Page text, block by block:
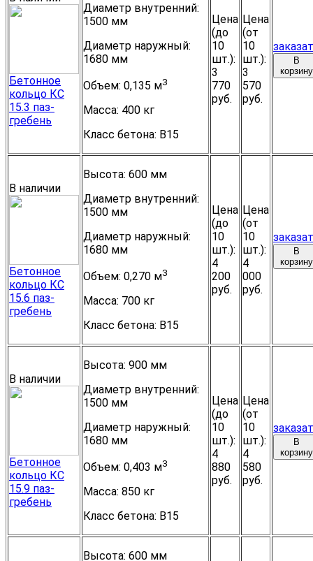
Бетонное
кольцо КС
15.3 паз-
гребень
Диаметр внутренний:
1500 мм
Диаметр наружный:
1680 мм
Объем: 0,135 м3
Масса: 400 кг
Класс бетона: B15
Цена
(до
10
шт.):
3
770
руб.
Цена
(от
10
шт.):
3
570
руб.
В
корзину
В наличии
Бетонное
кольцо КС
15.6 паз-
гребень
Высота: 600 мм
Диаметр внутренний:
1500 мм
Диаметр наружный:
1680 мм
Объем: 0,270 м3
Масса: 700 кг
Класс бетона: B15
Цена
(до
10
шт.):
4
200
руб.
Цена
(от
10
шт.):
4
000
руб.
В
корзину
В наличии
Бетонное
кольцо КС
15.9 паз-
гребень
Высота: 900 мм
Диаметр внутренний:
1500 мм
Диаметр наружный:
1680 мм
Объем: 0,403 м3
Масса: 850 кг
Класс бетона: B15
Цена
(до
10
шт.):
4
880
руб.
Цена
(от
10
шт.):
4
580
руб.
В
корзину
Высота: 600 мм